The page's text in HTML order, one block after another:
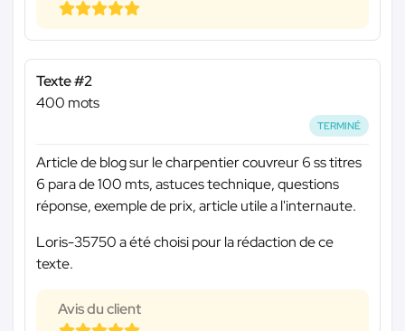
Texte #2
400 mots
TERMINÉ
Article de blog sur le charpentier couvreur 6 ss titres
6 para de 100 mts, astuces technique, questions
réponse, exemple de prix, article utile a l'internaute.
Loris-35750 a été choisi pour la rédaction de ce
texte.
Avis du client